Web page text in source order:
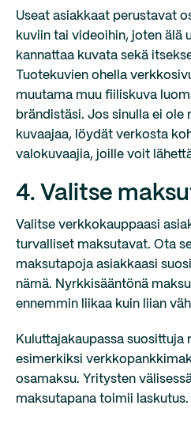
Useat asiakkaat perustavat
kuviin tai videoihin, joten älä
kannattaa kuvata sekä
Tuotekuvien ohella
muutama muu fiiliskuva
brändistäsi. Jos sinulla ei ole
kuvaajaa, löydät verkosta
valokuvaajia, joille voit
4. Valitse
Valitse verkkokauppaasi
turvalliset maksutavat. Ota
maksutapoja asiakkaasi
nämä. Nyrkkisääntönä
ennemmin liikaa kuin liian
Kuluttajakaupassa suosittuja
esimerkiksi
osamaksu. Yritysten
maksutapana toimii laskutus.